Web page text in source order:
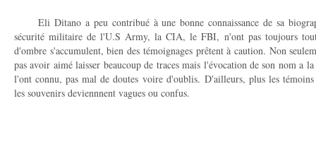
Eli Ditano a peu contribué à une bonne connaissance de sa
sécurité militaire de l'U.S Army, la CIA, le FBI, n'ont pas toujours
d'ombre s'accumulent, bien des témoignages prêtent à caution. Non
pas avoir aimé laisser beaucoup de traces mais l'évocation de son nom a
l'ont connu, pas mal de doutes voire d'oublis. D'ailleurs, plus les
les souvenirs deviennnent vagues ou confus.